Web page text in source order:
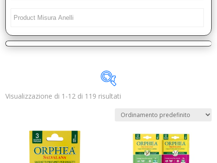
Categorie prodotto
Visualizzazione di 1-12 di 119 risultati